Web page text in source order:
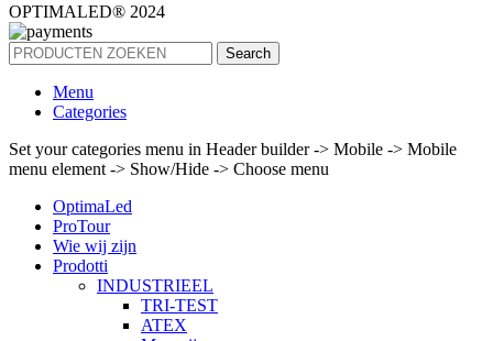
OPTIMALED® 2024
Search
Menu
Categories
Set your categories menu in Header builder -> Mobile -> Mobile
menu element -> Show/Hide -> Choose menu
OptimaLed
ProTour
Wie wij zijn
Prodotti
INDUSTRIEEL
TRI-TEST
ATEX